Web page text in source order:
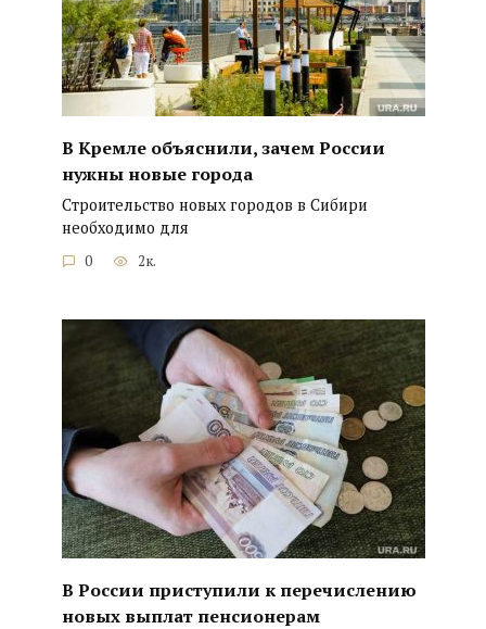
В Кремле объяснили, зачем России
нужны новые города
Строительство новых городов в Сибири
необходимо для
0 2к.
В России приступили к перечислению
новых выплат пенсионерам